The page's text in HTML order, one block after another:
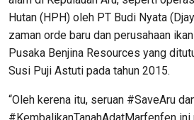
Hutan (HPH) oleh PT Budi Nyata
zaman orde baru dan perusahaan
Pusaka Benjina Resources yang
Susi Puji Astuti pada tahun 2015.
“Oleh kerena itu, seruan #SaveAru